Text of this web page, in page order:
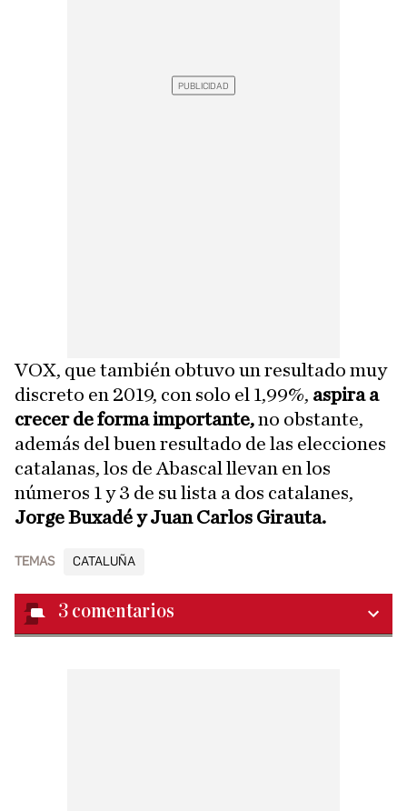
VOX, que también obtuvo un resultado muy
discreto en 2019, con solo el 1,99%, aspira a
crecer de forma importante,no obstante,
además del buen resultado de las elecciones
catalanas, los de Abascal llevan en los
números 1 y 3 de su lista a dos catalanes,
Jorge Buxadé y Juan Carlos Girauta.
TEMAS CATALUÑA
3 comentarios